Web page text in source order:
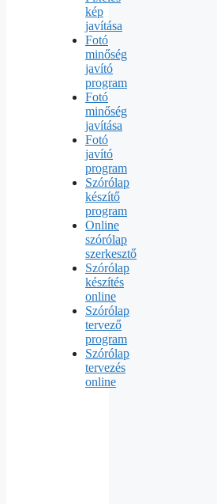
kép
javítása
Fotó
minőség
javító
program
Fotó
minőség
javítása
Fotó
javító
program
Szórólap
készítő
program
Online
szórólap
szerkesztő
Szórólap
készítés
online
Szórólap
tervező
program
Szórólap
tervezés
online